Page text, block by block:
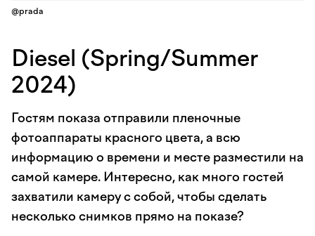
@prada
Diesel (Spring/Summer
2024)
Гостям показа отправили пленочные
фотоаппараты красного цвета, а всю
информацию о времени и месте разместили на
самой камере. Интересно, как много гостей
захватили камеру с собой, чтобы сделать
несколько снимков прямо на показе?